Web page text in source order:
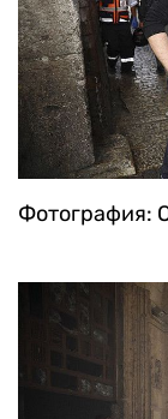
Фотография: